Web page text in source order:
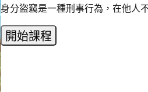
身分盜竊是一種刑事行為，在他人